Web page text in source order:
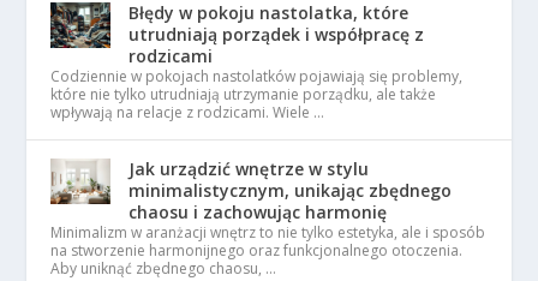
Błędy w pokoju nastolatka, które
utrudniają porządek i współpracę z
rodzicami
Codziennie w pokojach nastolatków pojawiają się problemy,
które nie tylko utrudniają utrzymanie porządku, ale także
wpływają na relacje z rodzicami. Wiele …
Jak urządzić wnętrze w stylu
minimalistycznym, unikając zbędnego
chaosu i zachowując harmonię
Minimalizm w aranżacji wnętrz to nie tylko estetyka, ale i sposób
na stworzenie harmonijnego oraz funkcjonalnego otoczenia.
Aby uniknąć zbędnego chaosu, …